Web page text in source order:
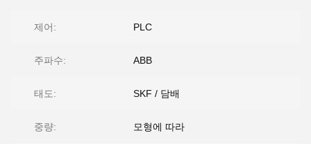
제어: PLC
주파수: ABB
태도: SKF / 담배
중량: 모형에 따라